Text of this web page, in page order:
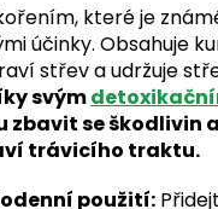
které je
účinky. Obsahuje
střev a udržuje
svým
zbavit se škodlivin
trávicího traktu.
použití: